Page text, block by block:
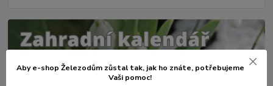
Aby e-shop Železodům zůstal tak, jak ho znáte, potřebujeme
Vaši pomoc!